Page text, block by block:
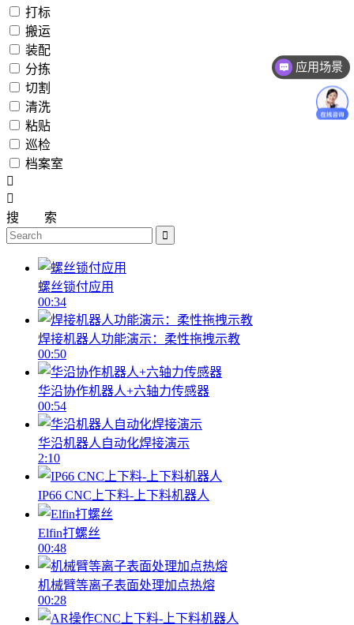
打标
搬运
装配
分拣
切割
清洗
粘贴
巡检
档案室
搜 索
螺丝锁付应用
00:34
焊接机器人功能演示：柔性拖拽示教
00:50
华沿协作机器人+六轴力传感器
00:54
华沿机器人自动化焊接演示
2:10
IP66 CNC上下料-上下料机器人
Elfin打螺丝
00:48
机械臂等离子表面处理加点热熔
00:28
价格咨询